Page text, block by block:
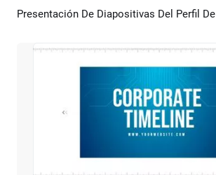
Previsualizar Crear IA